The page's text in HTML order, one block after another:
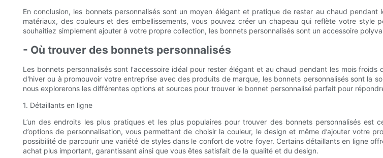
En conclusion, les bonnets personnalisés sont un moyen élégant et pratique de rester au chaud
matériaux, des couleurs et des embellissements, vous pouvez créer un chapeau qui reflète votre
souhaitiez simplement ajouter à votre propre collection, les bonnets personnalisés sont un accessoire
- Où trouver des bonnets personnalisés
Les bonnets personnalisés sont l'accessoire idéal pour rester élégant et au chaud pendant les mois
d'hiver ou à promouvoir votre entreprise avec des produits de marque, les bonnets personnalisés sont la
nous explorerons les différentes options et sources pour trouver le bonnet personnalisé parfait pour
1. Détaillants en ligne
L’un des endroits les plus pratiques et les plus populaires pour trouver des bonnets personnalisés
d’options de personnalisation, vous permettant de choisir la couleur, le design et même d’ajouter votre
possibilité de parcourir une variété de styles dans le confort de votre foyer. Certains détaillants en ligne
achat plus important, garantissant ainsi que vous êtes satisfait de la qualité et du design.